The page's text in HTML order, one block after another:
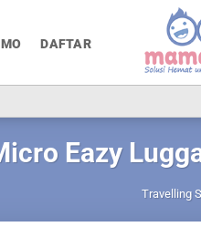
DAFTAR
Eazy
Travelling